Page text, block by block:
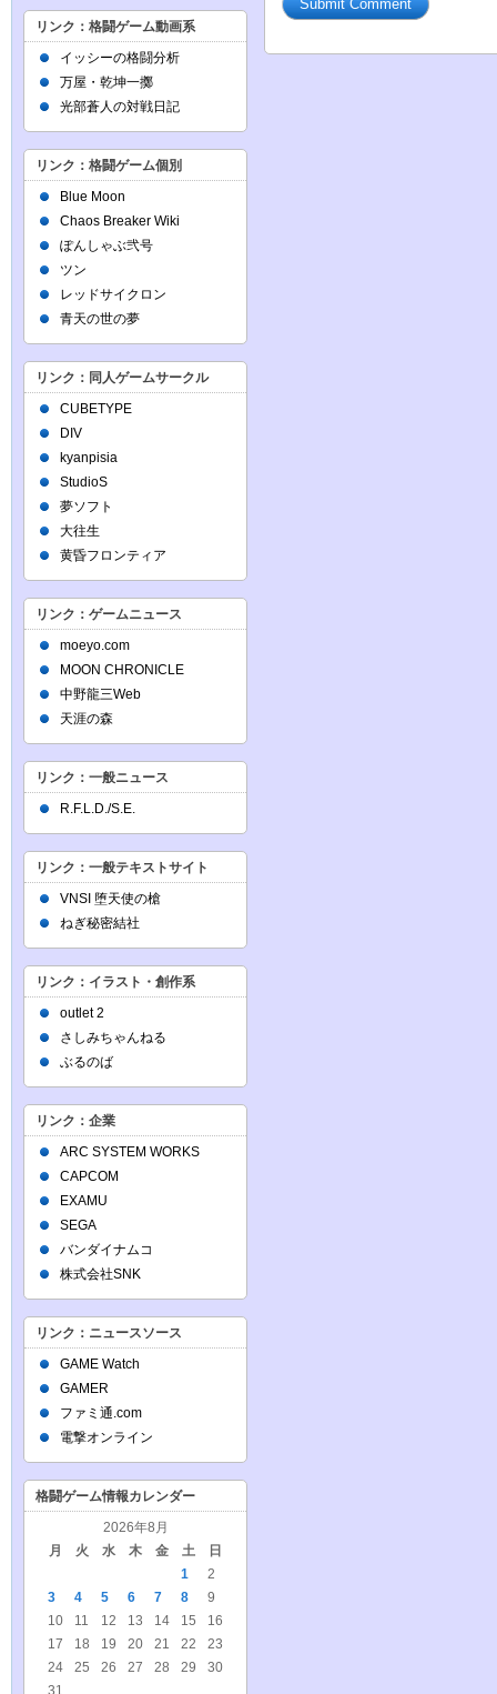
リンク：格闘ゲーム動画系
イッシーの格闘分析
万屋・乾坤一擲
光部蒼人の対戦日記
リンク：格闘ゲーム個別
Blue Moon
Chaos Breaker Wiki
ぽんしゃぶ弐号
ツン
レッドサイクロン
青天の世の夢
リンク：同人ゲームサークル
CUBETYPE
DIV
kyanpisia
StudioS
夢ソフト
大往生
黄昏フロンティア
リンク：ゲームニュース
moeyo.com
MOON CHRONICLE
中野龍三Web
天涯の森
リンク：一般ニュース
R.F.L.D./S.E.
リンク：一般テキストサイト
VNSI 堕天使の槍
ねぎ秘密結社
リンク：イラスト・創作系
outlet 2
さしみちゃんねる
ぶるのば
リンク：企業
ARC SYSTEM WORKS
CAPCOM
EXAMU
SEGA
バンダイナムコ
株式会社SNK
リンク：ニュースソース
GAME Watch
GAMER
ファミ通.com
電撃オンライン
格闘ゲーム情報カレンダー
2026年8月
月
火 水 木 金 土 日
1
2
3
4 5 6 7 8
9
10
11 12 13 14 15
16
17
18 19 20 21 22
23
24
25 26 27 28 29
30
31